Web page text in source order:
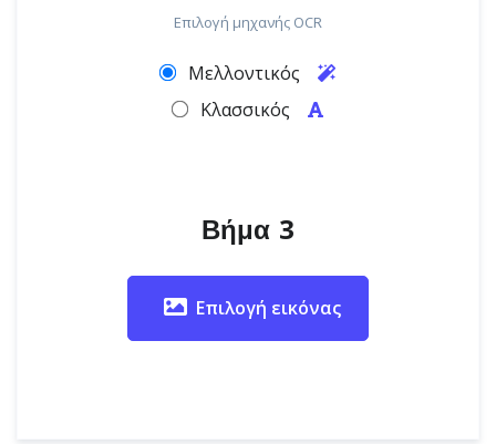
Επιλογή μηχανής OCR
Μελλοντικός
Κλασσικός
Βήμα 3
Επιλογή εικόνας